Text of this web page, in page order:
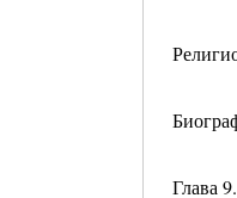
Глава